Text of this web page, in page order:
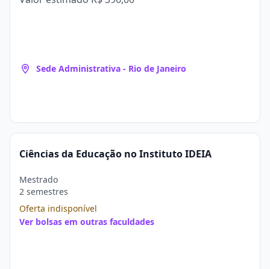
Sede Administrativa - Rio de Janeiro
Ciências da Educação no Instituto IDEIA
Mestrado
2 semestres
Oferta indisponível
Ver bolsas em outras faculdades